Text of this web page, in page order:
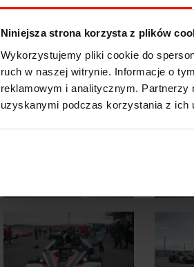
Niniejsza strona korzysta z plików
Wykorzystujemy pliki cookie do
ruch w naszej witrynie. Informacje o
reklamowym i analitycznym. Partnerzy
uzyskanymi podczas korzystania z ich